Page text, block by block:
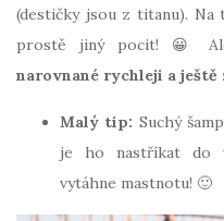
(destičky jsou z titanu).
prostě jiný pocit! 😀
narovnané rychleji a ještě
Malý tip: Suchý
je ho nastříkat do
vytáhne mastnotu! 🙂